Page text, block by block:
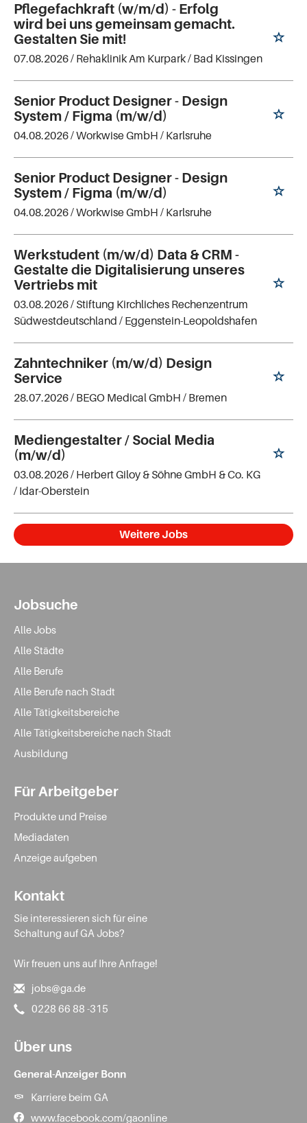
Pflegefachkraft (w/m/d) - Erfolg
wird bei uns gemeinsam gemacht.
Gestalten Sie mit!
07.08.2026 / Rehaklinik Am Kurpark/ Bad Kissingen
Senior Product Designer - Design
System / Figma (m/w/d)
04.08.2026 /Workwise GmbH / Karlsruhe
Senior Product Designer - Design
System / Figma (m/w/d)
04.08.2026 /Workwise GmbH / Karlsruhe
Werkstudent (m/w/d) Data & CRM -
Gestalte die Digitalisierung unseres
Vertriebs mit
03.08.2026 / Stiftung Kirchliches Rechenzentrum
Südwestdeutschland / Eggenstein-Leopoldshafen
Zahntechniker (m/w/d) Design
Service
28.07.2026 / BEGO Medical GmbH / Bremen
Mediengestalter / Social Media
(m/w/d)
03.08.2026 / Herbert Giloy & Söhne GmbH & Co. KG
/ Idar-Oberstein
Weitere Jobs
Jobsuche
Alle Jobs
Alle Städte
Alle Berufe
Alle Berufe nach Stadt
Alle Tätigkeitsbereiche
Alle Tätigkeitsbereiche nach Stadt
Ausbildung
Für Arbeitgeber
Produkte und Preise
Mediadaten
Anzeige aufgeben
Kontakt
Sie interessieren sich für eine
Schaltung auf GA Jobs?
Wir freuen uns auf Ihre Anfrage!
jobs@ga.de
0228 66 88 -315
Über uns
General-Anzeiger Bonn
Karriere beim GA
www.facebook.com/gaonline